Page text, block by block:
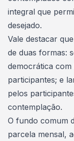
integral que
desejado.
Vale destacar
de duas formas:
democrática
participantes; e
pelos
contemplação.
O fundo comum
parcela mensal,